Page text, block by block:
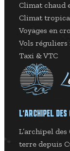
Climat chaud
Climat
Voyages en
Vols
Taxi & VTC
L’ARCHIPEL
L’archipel des
terre depuis